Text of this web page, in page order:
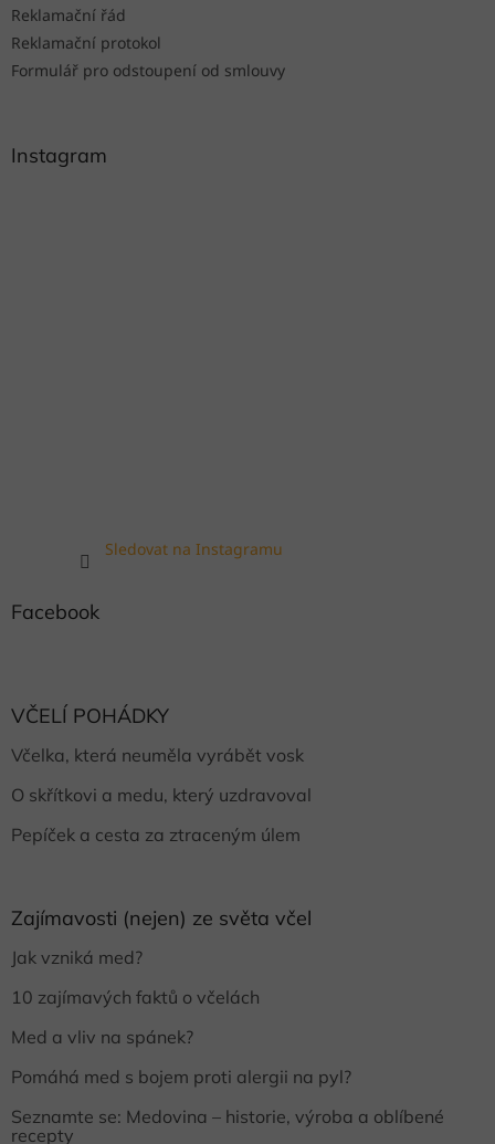
Reklamační řád
Reklamační protokol
Formulář pro odstoupení od smlouvy
Instagram
Sledovat na Instagramu
Facebook
VČELÍ POHÁDKY
Včelka, která neuměla vyrábět vosk
O skřítkovi a medu, který uzdravoval
Pepíček a cesta za ztraceným úlem
Zajímavosti (nejen) ze světa včel
Jak vzniká med?
10 zajímavých faktů o včelách
Med a vliv na spánek?
Pomáhá med s bojem proti alergii na pyl?
Seznamte se: Medovina – historie, výroba a oblíbené
recepty